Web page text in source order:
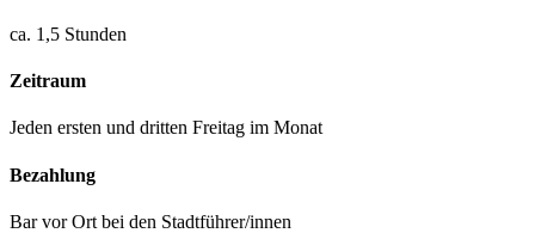
ca. 1,5 Stunden
Zeitraum
Jeden ersten und dritten Freitag im Monat
Bezahlung
Bar vor Ort bei den Stadtführer/innen